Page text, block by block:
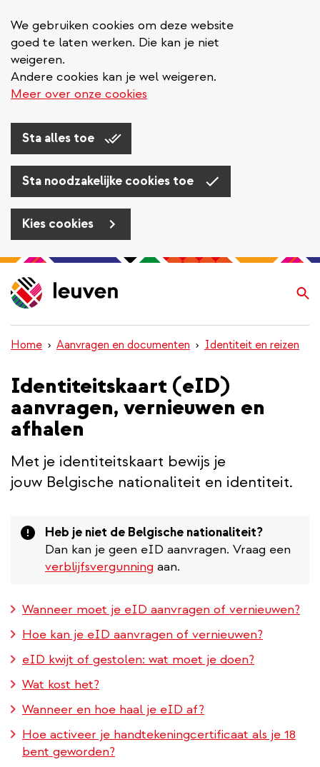
We gebruiken cookies om deze website
goed te laten werken. Die kan je niet
weigeren.
Andere cookies kan je wel weigeren.
Meer over onze cookies
Sta alles toe
Sta noodzakelijke cookies toe
Kies cookies
Overslaan
en
naar
inhoud
gaan
Home Aanvragen en documenten Identiteit en reizen
Identiteitskaart (eID)
aanvragen, vernieuwen en
afhalen
Met je identiteitskaart bewijs je
jouw Belgische nationaliteit en identiteit.
Attention
Heb je niet de Belgische nationaliteit?
Dan kan je geen eID aanvragen. Vraag een
verblijfsvergunning aan.
Wanneer moet je eID aanvragen of vernieuwen?
Hoe kan je eID aanvragen of vernieuwen?
eID kwijt of gestolen: wat moet je doen?
Wat kost het?
Wanneer en hoe haal je eID af?
Hoe activeer je handtekeningcertificaat als je 18
bent geworden?